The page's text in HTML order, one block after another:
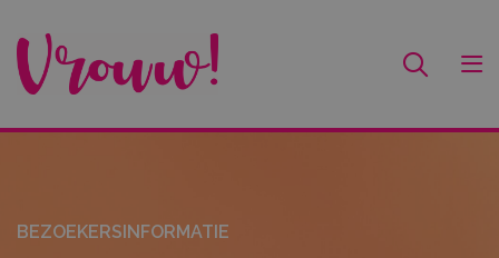
BEZOEKERSINFORMATIE